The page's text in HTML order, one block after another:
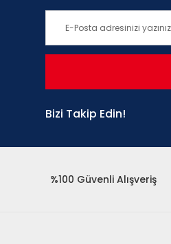
Bizi Takip Edin!
%100 Güvenli Alışveriş